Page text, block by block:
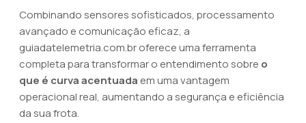
Combinando sensores sofisticados, processamento
avançado e comunicação eficaz, a
guiadatelemetria.com.br oferece uma ferramenta
completa para transformar o entendimento sobre o
que é curva acentuada em uma vantagem
operacional real, aumentando a segurança e eficiência
da sua frota.